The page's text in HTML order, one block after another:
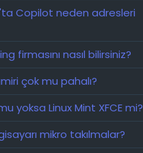
Copilot neden adresleri
firmasını nasıl bilirsiniz?
çok mu pahalı?
yoksa Linux Mint XFCE mi?
mikro takılmalar?